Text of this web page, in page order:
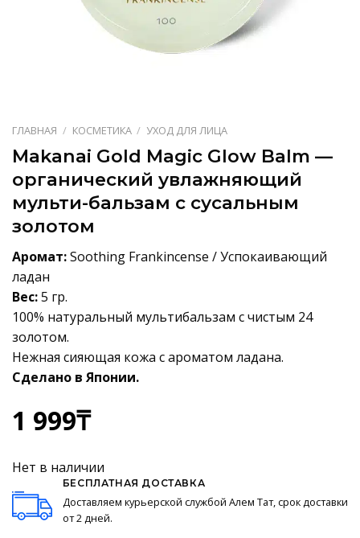
ГЛАВНАЯ / КОСМЕТИКА / УХОД ДЛЯ ЛИЦА
Makanai Gold Magic Glow Balm —
органический увлажняющий
мульти-бальзам с сусальным
золотом
Аромат:Soothing Frankincense / Успокаивающий
ладан
Вес:5 гр.
100% натуральный мультибальзам с чистым 24
золотом.
Нежная сияющая кожа с ароматом ладана.
Сделано в Японии.
1 999₸
Нет в наличии
БЕСПЛАТНАЯ ДОСТАВКА
Доставляем курьерской службой Алем Тат, срок доставки
от 2 дней.